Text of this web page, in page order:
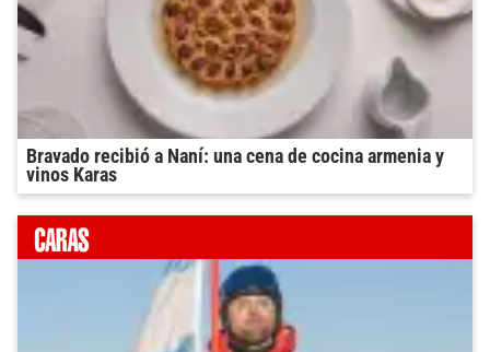
Bravado recibió a Naní: una cena de cocina armenia y
vinos Karas